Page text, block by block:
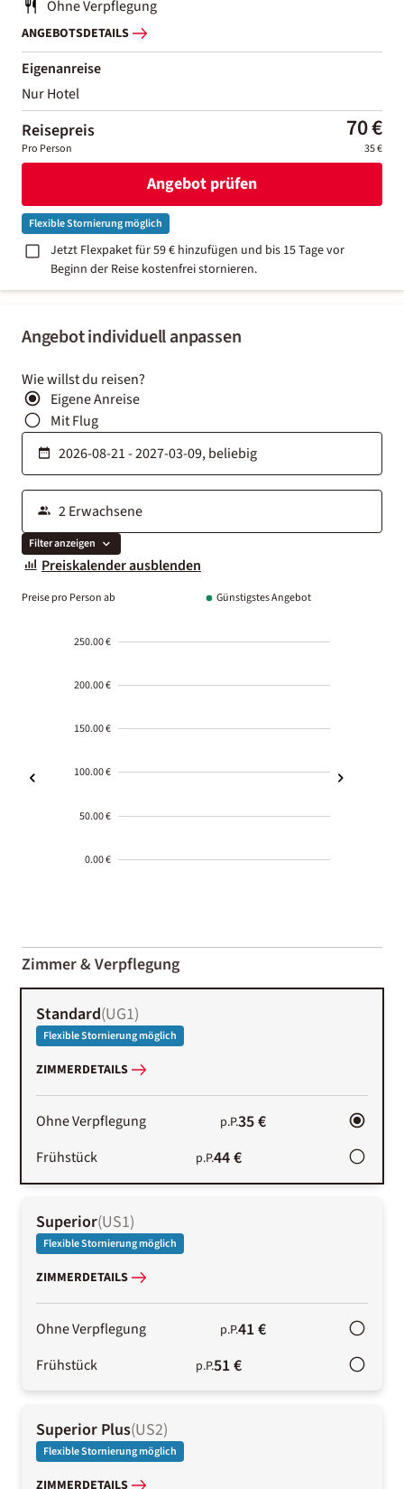
Angebot individuell anpassen
Wie willst du reisen?
Eigene Anreise
Mit Flug
Filter anzeigen
Preiskalender ausblenden
Preise pro Person ab Günstigstes Angebot
250.00 €
200.00 €
150.00 €
100.00 €
50.00 €
0.00 €
01-02
Zimmer & Verpflegung
Standard(UG1)
Flexible Stornierung möglich
ZIMMERDETAILS
Ohne Verpflegung p.P.35 €
Frühstück p.P.44 €
Superior(US1)
Flexible Stornierung möglich
ZIMMERDETAILS
Ohne Verpflegung p.P.41 €
Frühstück p.P.51 €
Superior Plus(US2)
Flexible Stornierung möglich
Ohne Verpflegung
ANGEBOTSDETAILS
Eigenanreise
Nur Hotel
Reisepreis 70 €
Pro Person 35 €
Angebot prüfen
Flexible Stornierung möglich
Jetzt Flexpaket für 59 € hinzufügen und bis 15 Tage vor
Beginn der Reise kostenfrei stornieren.